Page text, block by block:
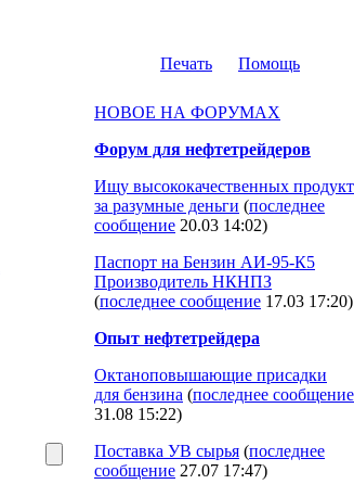
Печать Помощь
НОВОЕ НА ФОРУМАХ
Форум для нефтетрейдеров
Ищу высококачественных продукт
за разумные деньги (последнее
сообщение 20.03 14:02)
Паспорт на Бензин АИ-95-К5
Производитель НКНПЗ
(последнее сообщение 17.03 17:20)
Опыт нефтетрейдера
Октаноповышающие присадки
для бензина (последнее сообщение
31.08 15:22)
Поставка УВ сырья (последнее
сообщение 27.07 17:47)